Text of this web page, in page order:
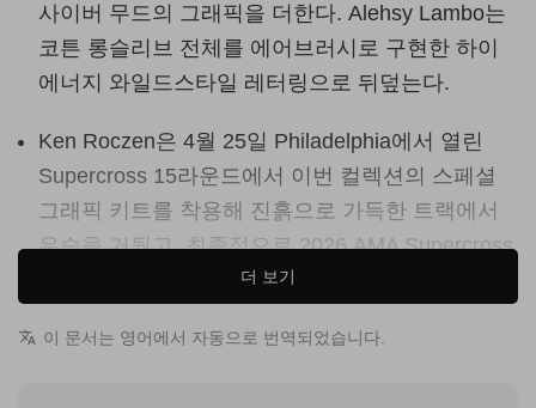
사이버 무드의 그래픽을 더한다. Alehsy Lambo는
코튼 롱슬리브 전체를 에어브러시로 구현한 하이
에너지 와일드스타일 레터링으로 뒤덮는다.
Ken Roczen은 4월 25일 Philadelphia에서 열린
Supercross 15라운드에서 이번 컬렉션의 스페셜
그래픽 키트를 착용해 진흙으로 가득한 트랙에서
우승을 거뒀고, 최종적으로 2026 AMA Supercross
챔피언 타이틀을 차지했다.
Fox Lab과 Brain Dead가 17종으로 구성된 Summer
더 보기
이 문서는 영어에서 자동으로 번역되었습니다.